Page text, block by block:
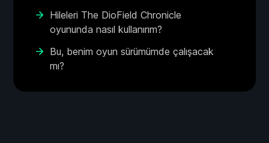
Hileleri The DioField Chronicle
oyununda nasıl kullanırım?
Bu, benim oyun sürümümde çalışacak
mı?